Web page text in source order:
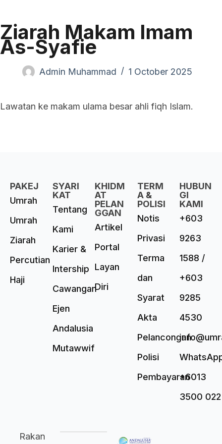
Ziarah Makam Imam
As-Syafie
Admin Muhammad 1 October 2025
Lawatan ke makam ulama besar ahli fiqh Islam.
PAKEJ
Umrah
Umrah
Ziarah
Percutian
Haji
SYARI
KAT
Tentang
Kami
Karier &
Intership
Cawangan
Ejen
Andalusia
Mutawwif
KHIDM
AT
PELAN
GGAN
Artikel
Portal
Layan
Diri
TERM
A &
POLISI
Notis
Privasi
Terma
dan
Syarat
Akta
Pelancongan
Polisi
Pembayaran
HUBUN
GI
KAMI
+603
9263
1588 /
+603
9285
4530
+6013
3500 022
Rakan